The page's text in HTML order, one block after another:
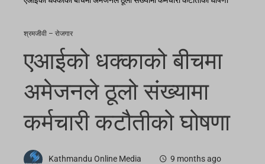
श्रमजीवी – रोजगार
एआईको धक्काको बीचमा
अमेजनले ठूलो संख्यामा
कर्मचारी कटौतीको घोषणा
Kathmandu Online Media
9 months ago